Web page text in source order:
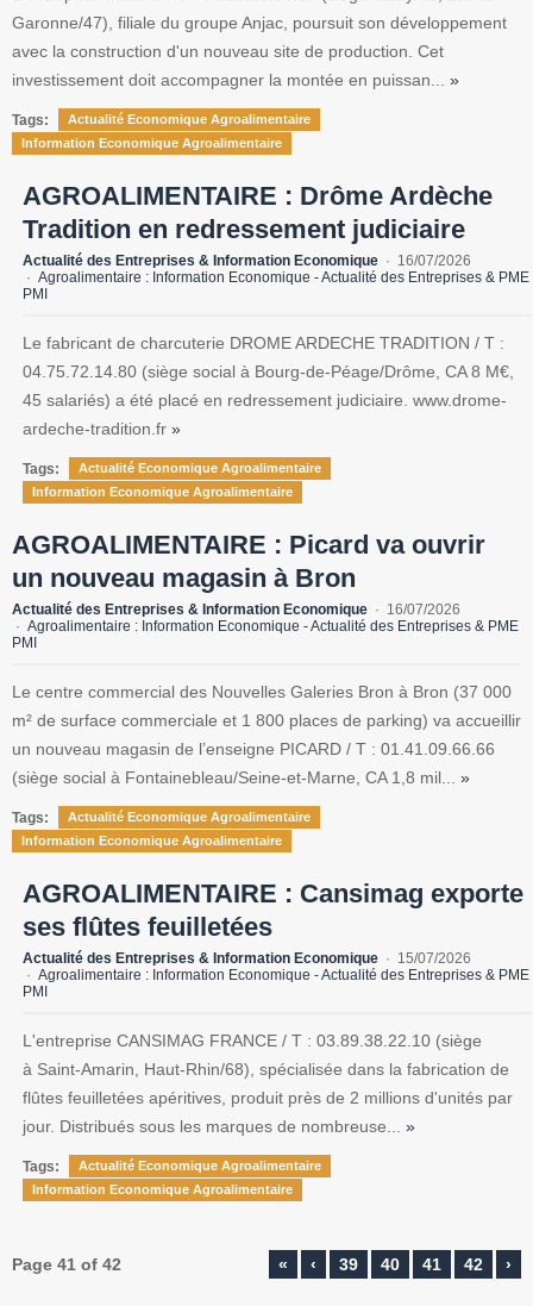
Garonne/47), filiale du groupe Anjac, poursuit son développement
avec la construction d'un nouveau site de production. Cet
investissement doit accompagner la montée en puissan... »
Tags:
Actualité Economique Agroalimentaire
Information Economique Agroalimentaire
AGROALIMENTAIRE : Drôme Ardèche
Tradition en redressement judiciaire
Actualité des Entreprises & Information Economique
16/07/2026
Agroalimentaire : Information Economique - Actualité des Entreprises & PME
PMI
Le fabricant de charcuterie DROME ARDECHE TRADITION / T :
04.75.72.14.80 (siège social à Bourg-de-Péage/Drôme, CA 8 M€,
45 salariés) a été placé en redressement judiciaire. www.drome-
ardeche-tradition.fr »
Tags:
Actualité Economique Agroalimentaire
Information Economique Agroalimentaire
AGROALIMENTAIRE : Picard va ouvrir
un nouveau magasin à Bron
Actualité des Entreprises & Information Economique
16/07/2026
Agroalimentaire : Information Economique - Actualité des Entreprises & PME
PMI
Le centre commercial des Nouvelles Galeries Bron à Bron (37 000
m² de surface commerciale et 1 800 places de parking) va accueillir
un nouveau magasin de l’enseigne PICARD / T : 01.41.09.66.66
(siège social à Fontainebleau/Seine-et-Marne, CA 1,8 mil... »
Tags:
Actualité Economique Agroalimentaire
Information Economique Agroalimentaire
AGROALIMENTAIRE : Cansimag exporte
ses flûtes feuilletées
Actualité des Entreprises & Information Economique
15/07/2026
Agroalimentaire : Information Economique - Actualité des Entreprises & PME
PMI
L'entreprise CANSIMAG FRANCE / T : 03.89.38.22.10 (siège
à Saint-Amarin, Haut-Rhin/68), spécialisée dans la fabrication de
flûtes feuilletées apéritives, produit près de 2 millions d'unités par
jour. Distribués sous les marques de nombreuse... »
Tags:
Actualité Economique Agroalimentaire
Information Economique Agroalimentaire
Page 41 of 42 « ‹ 39 40 41 42 ›